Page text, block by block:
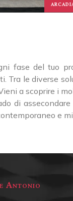
fase del tuo
Tra le diverse
a scoprire i
di
e
Antonio